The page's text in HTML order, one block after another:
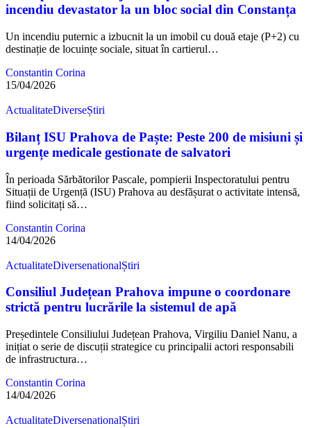
incendiu devastator la un bloc social din Constanța
Un incendiu puternic a izbucnit la un imobil cu două etaje (P+2) cu
destinație de locuințe sociale, situat în cartierul…
Constantin Corina
15/04/2026
ActualitateDiverseȘtiri
Bilanț ISU Prahova de Paște: Peste 200 de misiuni și
urgențe medicale gestionate de salvatori
În perioada Sărbătorilor Pascale, pompierii Inspectoratului pentru
Situații de Urgență (ISU) Prahova au desfășurat o activitate intensă,
fiind solicitați să…
Constantin Corina
14/04/2026
ActualitateDiversenationalȘtiri
Consiliul Județean Prahova impune o coordonare
strictă pentru lucrările la sistemul de apă
Președintele Consiliului Județean Prahova, Virgiliu Daniel Nanu, a
inițiat o serie de discuții strategice cu principalii actori responsabili
de infrastructura…
Constantin Corina
14/04/2026
ActualitateDiversenationalȘtiri